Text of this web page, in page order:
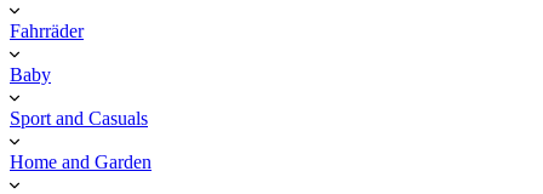
Fahrräder
Baby
Sport and Casuals
Home and Garden